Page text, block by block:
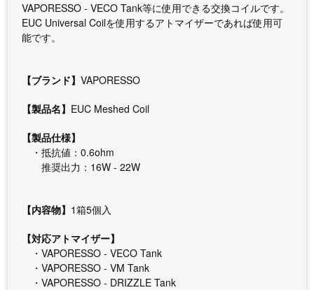
VAPORESSO - VECO Tank等に使用できる交換コイルです。
EUC Universal Coilを使用するアトマイザーであれば使用可
能です。
【ブランド】VAPORESSO
【製品名】 EUC Meshed Coil
【製品仕様】
・抵抗値：0.6ohm
推奨出力：16W - 22W
【内容物】 1箱5個入
【対応アトマイザー】
・VAPORESSO - VECO Tank
・VAPORESSO - VM Tank
・VAPORESSO - DRIZZLE Tank